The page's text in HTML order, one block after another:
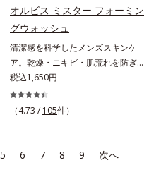
アイテム同士をなじみやすくする
「うるおいコネクト設計」を採用。
8アイテム分の機能を3ステップに集
約し、よりシンプルなお手入れで、
ハリ・ツヤのある好印象な清潔透明
肌(*1)へ導きます。*1 うるおいによ
る透明感のある肌*2 男性の顔画像
を用いた印象評価において、基準画
かさ印象が高く評価されたこと*3
オルビス ミスター フォーミン
グウォッシュ
清潔感を科学したメンズスキンケ
ア。乾燥・ニキビ・肌荒れを防ぎハ
リ・ツヤのある、好印象な清潔透明
肌(*1)へ。オルビス ミスターは、男
性の清潔感、爽やかさ、若々しさの
であること(*2)を業界で初めて発見
税込1,650円
（4.73 / 105件）
5 6 7 8 9 次へ